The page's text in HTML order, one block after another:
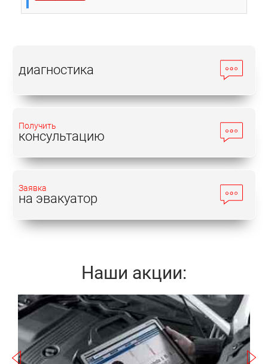
диагностика
Получить
консультацию
Заявка
на эвакуатор
Наши акции:
Записаться